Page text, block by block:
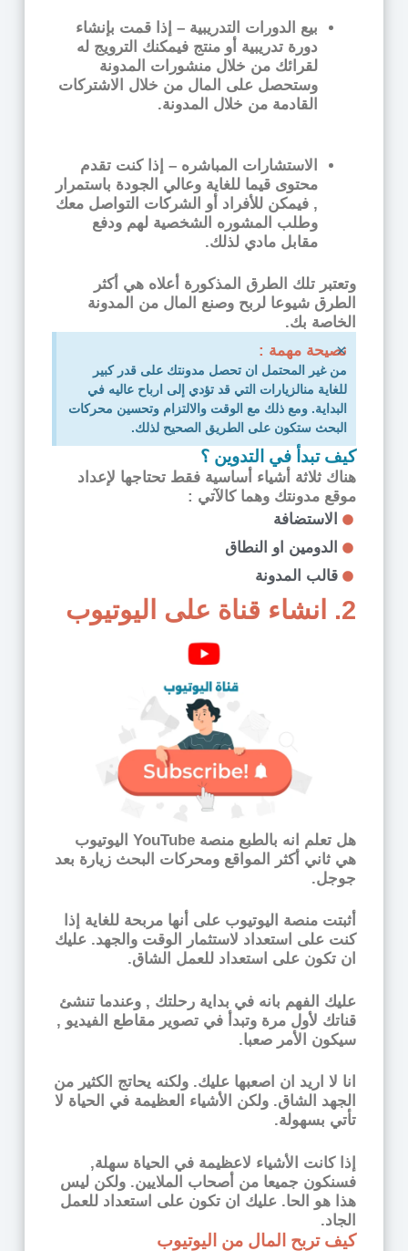
بيع الدورات التدريبية – إذا قمت بإنشاء
دورة تدريبية أو منتج فيمكنك الترويج له
لقرائك من خلال منشورات المدونة
وستحصل على المال من خلال الاشتركات
القادمة من خلال المدونة.
الاستشارات المباشره – إذا كنت تقدم
محتوى قيما للغاية وعالي الجودة باستمرار
, فيمكن للأفراد أو الشركات التواصل معك
وطلب المشوره الشخصية لهم ودفع
مقابل مادي لذلك.
وتعتبر تلك الطرق المذكورة أعلاه هي أكثر
الطرق شيوعا لربح وصنع المال من المدونة
الخاصة بك.
نصيحة مهمة :
من غير المحتمل ان تحصل مدونتك على قدر كبير
للغاية منالزيارات التي قد تؤدي إلى ارباح عاليه في
البداية. ومع ذلك مع الوقت والالتزام وتحسين محركات
البحث ستكون على الطريق الصحيح لذلك.
×
كيف تبدأ في التدوين ؟
هناك ثلاثة أشياء أساسية فقط تحتاجها لإعداد
موقع مدونتك وهما كالآتي :
الاستضافة
الدومين او النطاق
قالب المدونة
2. انشاء قناة على اليوتيوب
هل تعلم انه بالطبع منصة YouTube اليوتيوب
هي ثاني أكثر المواقع ومحركات البحث زيارة بعد
جوجل.
أثبتت منصة اليوتيوب على أنها مربحة للغاية إذا
كنت على استعداد لاستثمار الوقت والجهد. عليك
ان تكون على استعداد للعمل الشاق.
عليك الفهم بانه في بداية رحلتك , وعندما تنشئ
قناتك لأول مرة وتبدأ في تصوير مقاطع الفيديو ,
سيكون الأمر صعبا.
انا لا اريد ان اصعبها عليك. ولكنه يحاتج الكثير من
الجهد الشاق. ولكن الأشياء العظيمة في الحياة لا
تأتي بسهولة.
إذا كانت الأشياء لاعظيمة في الحياة سهلة,
فسنكون جميعا من أصحاب الملايين. ولكن ليس
هذا هو الحا. عليك ان تكون على استعداد للعمل
الجاد.
كيف تربح المال من اليوتيوب